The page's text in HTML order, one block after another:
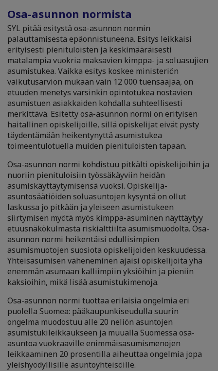
Osa-asunnon normista
SYL pitää esitystä osa-asunnon normin
palauttamisesta epäonnistuneena. Esitys leikkaisi
erityisesti pienituloisten ja keskimääräisesti
matalampia vuokria maksavien kimppa- ja soluasujien
asumistukea. Vaikka esitys koskee ministeriön
vaikutusarvion mukaan vain 12 000 tuensaajaa, on
etuuden menetys varsinkin opintotukea nostavien
asumistuen asiakkaiden kohdalla suhteellisesti
merkittävä. Esitetty osa-asunnon normi on erityisen
haitallinen opiskelijoille, sillä opiskelijat eivät pysty
täydentämään heikentynyttä asumistukea
toimeentulotuella muiden pienituloisten tapaan.
Osa-asunnon normi kohdistuu pitkälti opiskelijoihin ja
nuoriin pienituloisiin työssäkäyviin heidän
asumiskäyttäytymisensä vuoksi. Opiskelija-
asuntosäätiöiden soluasuntojen kysyntä on ollut
laskussa jo pitkään ja yleiseen asumistukeen
siirtymisen myötä myös kimppa-asuminen näyttäytyy
etuusnäkökulmasta riskialttiilta asumismuodolta. Osa-
asunnon normi heikentäisi edullisimpien
asumismuotojen suosiota opiskelijoiden keskuudessa.
Yhteisasumisen väheneminen ajaisi opiskelijoita yhä
enemmän asumaan kalliimpiin yksiöihin ja pieniin
kaksioihin, mikä lisää asumistukimenoja.
Osa-asunnon normi tuottaa erilaisia ongelmia eri
puolella Suomea: pääkaupunkiseudulla suurin
ongelma muodostuu alle 20 neliön asuntojen
asumistukileikkaukseen ja muualla Suomessa osa-
asuntoa vuokraaville enimmäisasumismenojen
leikkaaminen 20 prosentilla aiheuttaa ongelmia jopa
yleishyödyllisille asuntoyhteisöille.